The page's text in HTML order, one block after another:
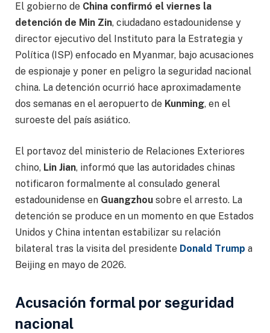
El gobierno de China confirmó el viernes la
detención de Min Zin, ciudadano estadounidense y
director ejecutivo del Instituto para la Estrategia y
Política (ISP) enfocado en Myanmar, bajo acusaciones
de espionaje y poner en peligro la seguridad nacional
china. La detención ocurrió hace aproximadamente
dos semanas en el aeropuerto de Kunming, en el
suroeste del país asiático.
El portavoz del ministerio de Relaciones Exteriores
chino, Lin Jian, informó que las autoridades chinas
notificaron formalmente al consulado general
estadounidense en Guangzhou sobre el arresto. La
detención se produce en un momento en que Estados
Unidos y China intentan estabilizar su relación
bilateral tras la visita del presidente Donald Trump a
Beijing en mayo de 2026.
Acusación formal por seguridad
nacional